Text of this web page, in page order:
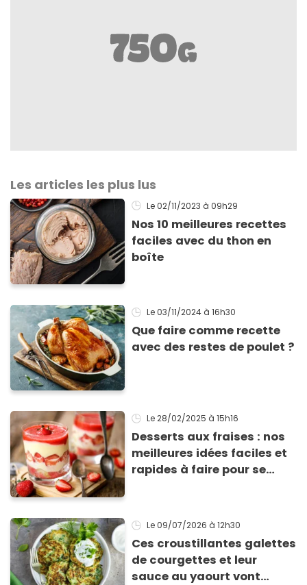
Les articles les plus lus
Le 02/11/2023 à 09h29
Nos 10 meilleures recettes
faciles avec du thon en
boîte
Le 03/11/2024 à 16h30
Que faire comme recette
avec des restes de poulet ?
Le 28/02/2025 à 15h16
Desserts aux fraises : nos
meilleures idées faciles et
rapides à faire pour se
Le 09/07/2026 à 12h30
Ces croustillantes galettes
de courgettes et leur
sauce au yaourt vont